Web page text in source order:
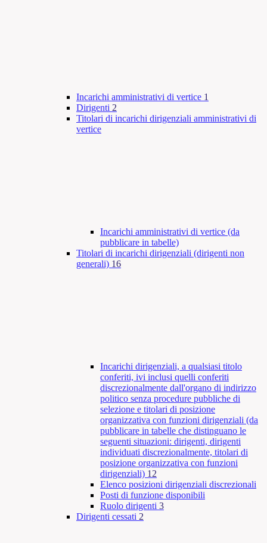
Incarichi amministrativi di vertice 1
Dirigenti 2
Titolari di incarichi dirigenziali amministrativi di
vertice
Incarichi amministrativi di vertice (da
pubblicare in tabelle)
Titolari di incarichi dirigenziali (dirigenti non
generali) 16
Incarichi dirigenziali, a qualsiasi titolo
conferiti, ivi inclusi quelli conferiti
discrezionalmente dall'organo di indirizzo
politico senza procedure pubbliche di
selezione e titolari di posizione
organizzativa con funzioni dirigenziali (da
pubblicare in tabelle che distinguano le
seguenti situazioni: dirigenti, dirigenti
individuati discrezionalmente, titolari di
posizione organizzativa con funzioni
dirigenziali) 12
Elenco posizioni dirigenziali discrezionali
Posti di funzione disponibili
Ruolo dirigenti 3
Dirigenti cessati 2